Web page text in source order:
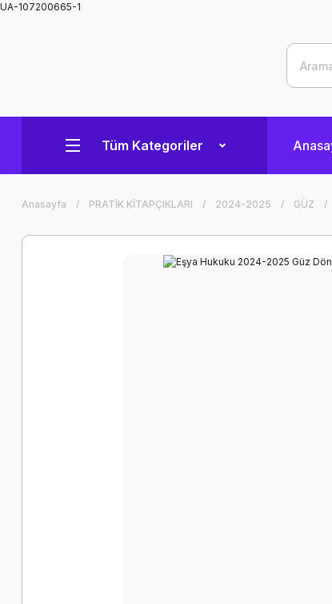
UA-107200665-1
Tüm Kategoriler
Anasayfa PRATİK KİTAPÇIKLARI 2024-2025 GÜZ